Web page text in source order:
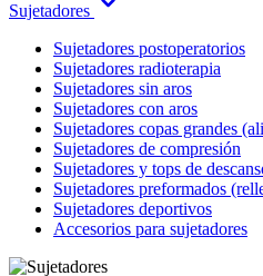
Sujetadores
Sujetadores postoperatorios
Sujetadores radioterapia
Sujetadores sin aros
Sujetadores con aros
Sujetadores copas grandes
Sujetadores de compresión
Sujetadores y tops de
Sujetadores preformados
Sujetadores deportivos
Accesorios para sujetadores